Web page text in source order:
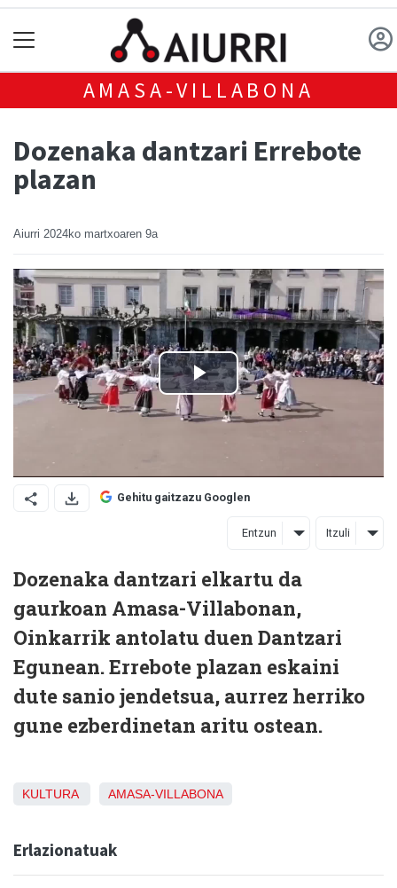
AMASA-VILLABONA
Dozenaka dantzari Errebote
plazan
Aiurri 2024ko martxoaren 9a
Gehitu gaitzazu Googlen
Entzun Itzuli
Dozenaka dantzari elkartu da
gaurkoan Amasa-Villabonan,
Oinkarrik antolatu duen Dantzari
Egunean. Errebote plazan eskaini
dute sanio jendetsua, aurrez herriko
gune ezberdinetan aritu ostean.
KULTURA AMASA-VILLABONA
Erlazionatuak